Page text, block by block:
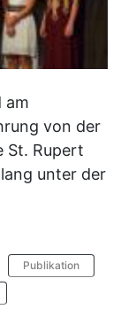
am
von der
St. Rupert
unter der
Publikation